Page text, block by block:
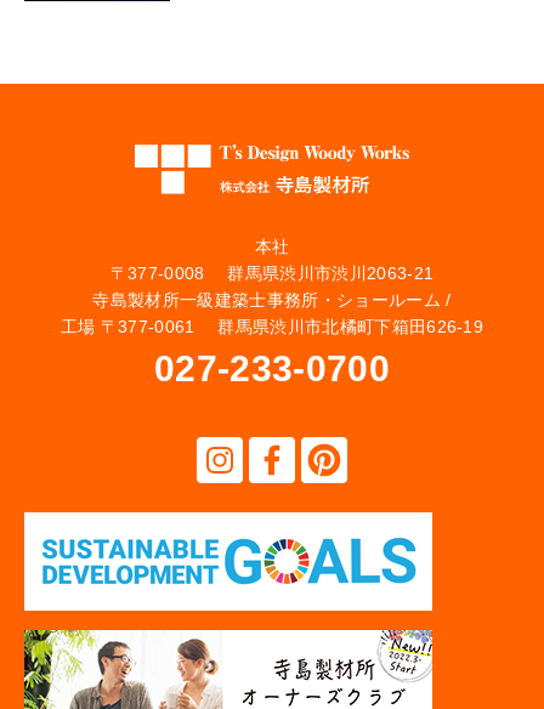
本社
〒377-0008 群馬県渋川市渋川2063-21
寺島製材所一級建築士事務所・ショールーム /
工場 〒377-0061 群馬県渋川市北橘町下箱田626-19
027-233-0700